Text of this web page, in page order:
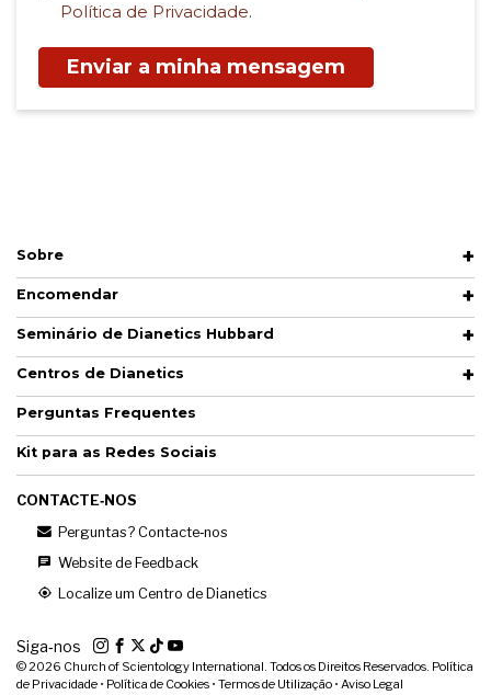
Política de Privacidade.
Enviar a minha mensagem
Sobre
Encomendar
Seminário de Dianetics Hubbard
Centros de Dianetics
Perguntas Frequentes
Kit para as Redes Sociais
CONTACTE‑NOS
Perguntas? Contacte‑nos
Website de Feedback
Localize um Centro de Dianetics
Siga‑nos
© 2026 Church of Scientology International. Todos os Direitos Reservados. Política
de Privacidade • Política de Cookies • Termos de Utilização • Aviso Legal